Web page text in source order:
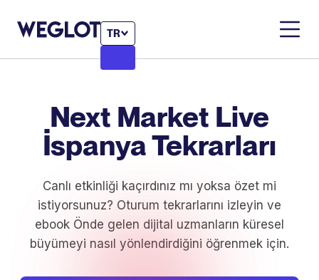
TR
Next Market Live
İspanya Tekrarları
Canlı etkinliği kaçırdınız mı yoksa özet mi
istiyorsunuz? Oturum tekrarlarını izleyin ve
ebook Önde gelen dijital uzmanların küresel
büyümeyi nasıl yönlendirdiğini öğrenmek için.